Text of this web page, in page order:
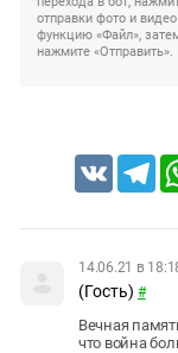
отправки фото и
функцию «Файл»,
нажмите «Отправить».
VK
14.06.21 в
(Гость) #
Вечная
что война